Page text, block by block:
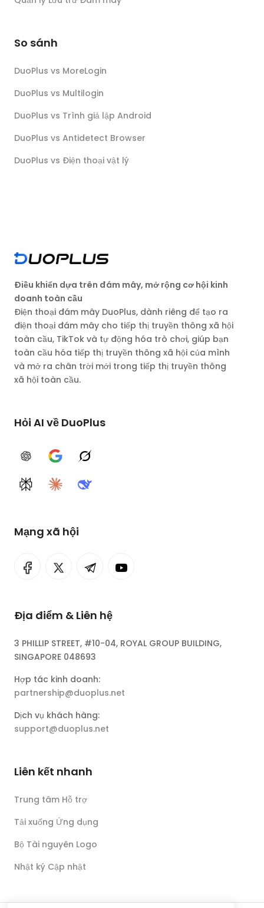
So sánh
DuoPlus vs MoreLogin
DuoPlus vs Multilogin
DuoPlus vs Trình giả lập Android
DuoPlus vs Antidetect Browser
DuoPlus vs Điện thoại vật lý
Điều khiển dựa trên đám mây, mở rộng cơ hội kinh
doanh toàn cầu
Điện thoại đám mây DuoPlus, dành riêng để tạo ra
điện thoại đám mây cho tiếp thị truyền thông xã hội
toàn cầu, TikTok và tự động hóa trò chơi, giúp bạn
toàn cầu hóa tiếp thị truyền thông xã hội của mình
và mở ra chân trời mới trong tiếp thị truyền thông
xã hội toàn cầu.
Hỏi AI về DuoPlus
ChatGPTGoogle AIGrok
PerplexityClaudeDeepSeek
Mạng xã hội
Địa điểm & Liên hệ
3 PHILLIP STREET, #10-04, ROYAL GROUP BUILDING,
SINGAPORE 048693
Hợp tác kinh doanh:
partnership@duoplus.net
Dịch vụ khách hàng:
support@duoplus.net
Liên kết nhanh
Trung tâm Hỗ trợ
Tải xuống Ứng dụng
Bộ Tài nguyên Logo
Nhật ký Cập nhật